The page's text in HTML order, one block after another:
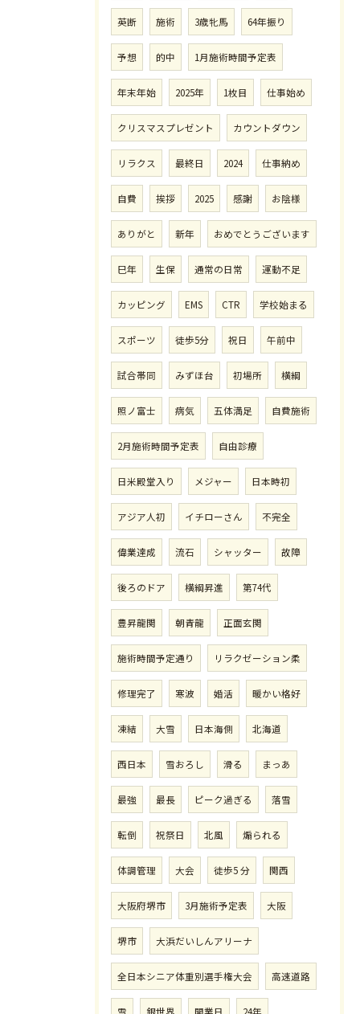
英断 施術 3歳牝馬 64年振り
予想 的中 1月施術時間予定表
年末年始 2025年 1枚目 仕事始め
クリスマスプレゼント カウントダウン
リラクス 最終日 2024 仕事納め
自費 挨拶 2025 感謝 お陰様
ありがと 新年 おめでとうございます
巳年 生保 通常の日常 運動不足
カッピング EMS CTR 学校始まる
スポーツ 徒歩5分 祝日 午前中
試合帯同 みずほ台 初場所 横綱
照ノ富士 病気 五体満足 自費施術
2月施術時間予定表 自由診療
日米殿堂入り メジャー 日本時初
アジア人初 イチローさん 不完全
偉業達成 流石 シャッター 故障
後ろのドア 横綱昇進 第74代
豊昇龍関 朝青龍 正面玄関
施術時間予定通り リラクゼーション柔
修理完了 寒波 婚活 暖かい格好
凍結 大雪 日本海側 北海道
西日本 雪おろし 滑る まっあ
最強 最長 ピーク過ぎる 落雪
転倒 祝祭日 北風 煽られる
体調管理 大会 徒歩5 分 関西
大阪府堺市 3月施術予定表 大阪
堺市 大浜だいしんアリーナ
全日本シニア体重別選手権大会 高速道路
雪 銀世界 開業日 24年